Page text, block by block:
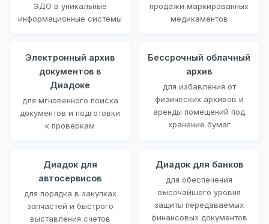
ЭДО в уникальные
информационные системы
продажи маркированных
медикаментов
Электронный архив
документов в
Диадоке
для мгновенного поиска
документов и подготовки
к проверкам
Бессрочный облачный
архив
для избавления от
физических архивов и
аренды помещений под
хранение бумаг
Диадок для
автосервисов
для порядка в закупках
запчастей и быстрого
выставления счетов
Диадок для банков
для обеспечения
высочайшего уровня
защиты передаваемых
финансовых документов